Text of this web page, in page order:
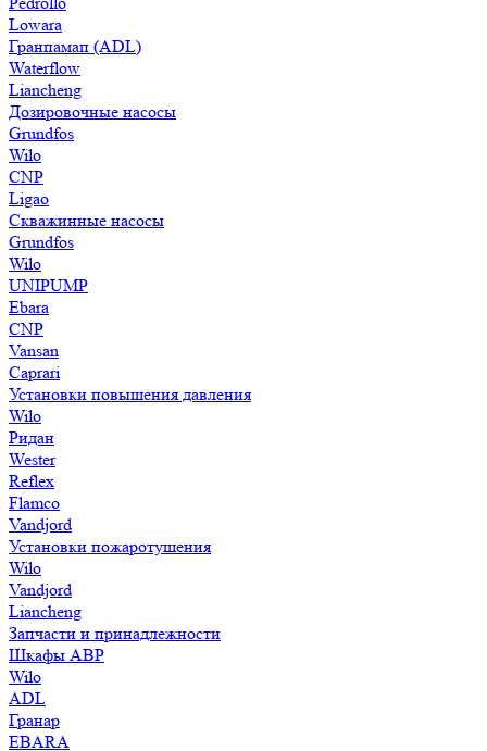
Lowara
Гранпамап (ADL)
Waterflow
Liancheng
Дозировочные насосы
Grundfos
Wilo
CNP
Ligao
Скважинные насосы
Grundfos
Wilo
UNIPUMP
Ebara
CNP
Vansan
Caprari
Установки повышения давления
Wilo
Ридан
Wester
Reflex
Flamco
Vandjord
Установки пожаротушения
Wilo
Vandjord
Liancheng
Запчасти и принадлежности
Шкафы АВР
Wilo
ADL
Гранар
EBARA